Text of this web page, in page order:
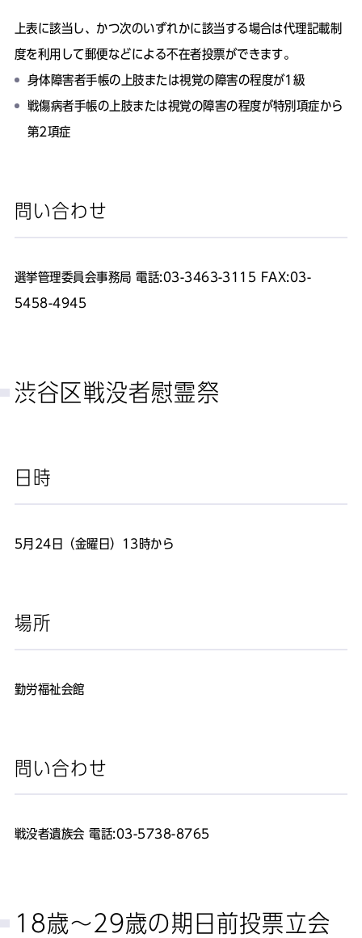
上表に該当し、かつ次のいずれかに該当する場合は代理記載制
度を利用して郵便などによる不在者投票ができます。
身体障害者手帳の上肢または視覚の障害の程度が1級
戦傷病者手帳の上肢または視覚の障害の程度が特別項症から
第2項症
問い合わせ
選挙管理委員会事務局 電話:03-3463-3115 FAX:03-
5458-4945
渋谷区戦没者慰霊祭
日時
5月24日（金曜日）13時から
場所
勤労福祉会館
問い合わせ
戦没者遺族会 電話:03-5738-8765
18歳～29歳の期日前投票立会